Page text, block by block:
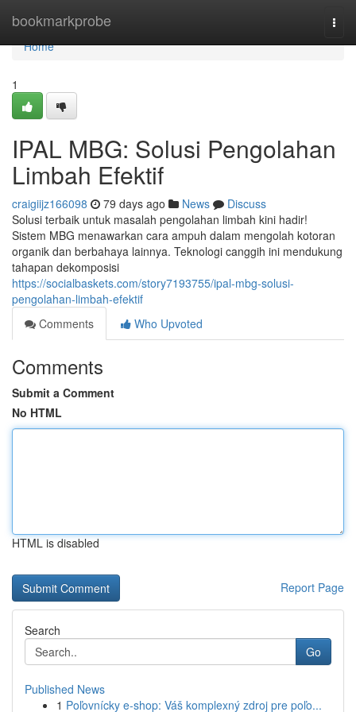
bookmarkprobe
Home
Home
1
IPAL MBG: Solusi Pengolahan
Limbah Efektif
craigiijz166098 79 days ago News
Discuss
Solusi terbaik untuk masalah pengolahan limbah kini hadir!
Sistem MBG menawarkan cara ampuh dalam mengolah kotoran
organik dan berbahaya lainnya. Teknologi canggih ini mendukung
tahapan dekomposisi
https://socialbaskets.com/story7193755/ipal-mbg-solusi-
pengolahan-limbah-efektif
Comments
Who Upvoted
Comments
Submit a Comment
No HTML
HTML is disabled
Report Page
Search
Go
Published News
1 Poľovnícky e-shop: Váš komplexný zdroj pre poľo...